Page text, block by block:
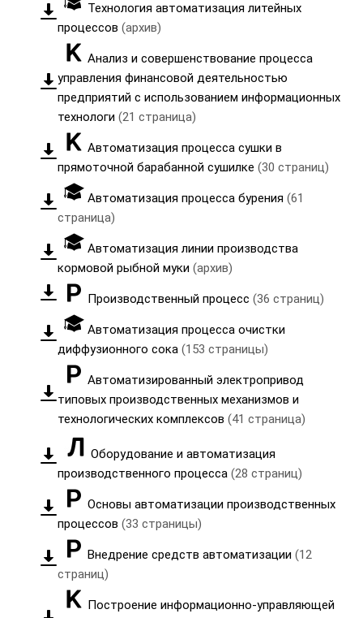
Технология автоматизация литейных
процессов (архив)
Анализ и совершенствование процесса
управления финансовой деятельностью
предприятий с использованием информационных
технологи (21 страница)
Автоматизация процесса сушки в
прямоточной барабанной сушилке (30 страниц)
Автоматизация процесса бурения (61
страница)
Автоматизация линии производства
кормовой рыбной муки (архив)
Производственный процесс (36 страниц)
Автоматизация процесса очистки
диффузионного сока (153 страницы)
Автоматизированный электропривод
типовых производственных механизмов и
технологических комплексов (41 страница)
Оборудование и автоматизация
производственного процесса (28 страниц)
Основы автоматизации производственных
процессов (33 страницы)
Внедрение средств автоматизации (12
страниц)
Построение информационно-управляющей